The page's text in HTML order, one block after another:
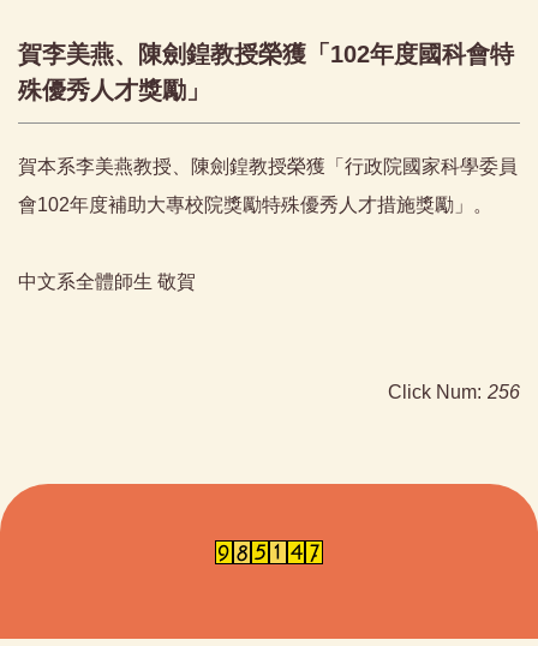
賀李美燕、陳劍鍠教授榮獲「102年度國科會特
殊優秀人才獎勵」
賀本系李美燕教授、陳劍鍠教授榮獲「行政院國家科學委員
會102年度補助大專校院獎勵特殊優秀人才措施獎勵」。
中文系全體師生 敬賀
Click Num: 256